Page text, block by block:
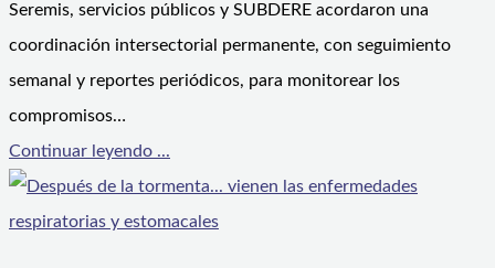
Seremis, servicios públicos y SUBDERE acordaron una
coordinación intersectorial permanente, con seguimiento
semanal y reportes periódicos, para monitorear los
compromisos…
Continuar leyendo ...